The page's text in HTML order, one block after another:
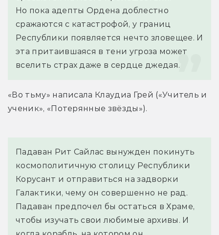
Но пока адепты Ордена доблестно
сражаются с катастрофой, у границ
Республики появляется нечто зловещее. И
эта притаившаяся в тени угроза может
вселить страх даже в сердце джедая.
«Во тьму» написала Клаудиа Грей («Учитель и
ученик», «Потерянные звёзды»).
Падаван Рит Сайлас вынужден покинуть
космополитичную столицу Республики
Корусант и отправиться на задворки
Галактики, чему он совершенно не рад.
Падаван предпочел бы остаться в Храме,
чтобы изучать свои любимые архивы. И